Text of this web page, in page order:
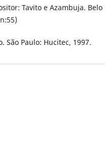
Tavito e Azambuja. Belo
São Paulo: Hucitec, 1997.